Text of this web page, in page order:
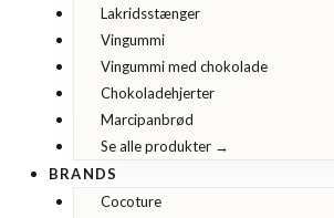
Lakridsstænger
Vingummi
Vingummi med chokolade
Chokoladehjerter
Marcipanbrød
Se alle produkter →
BRANDS
Cocoture